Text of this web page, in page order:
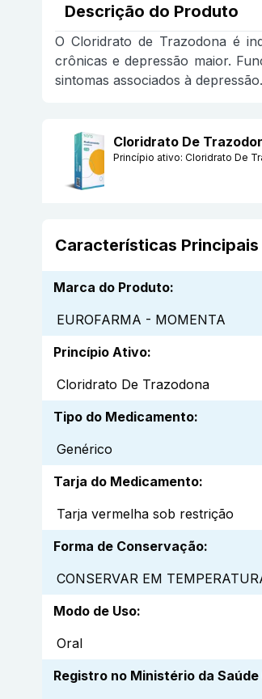
Descrição do Produto
O Cloridrato de Trazodona é
crônicas e depressão maior.
sintomas associados à depressão.
Cloridrato De
Princípio ativo: Cloridrato De
Características
Marca do Produto:
EUROFARMA - MOMENTA
Princípio Ativo:
Cloridrato De Trazodona
Tipo do Medicamento:
Genérico
Tarja do Medicamento:
Tarja vermelha sob restrição
Forma de Conservação:
CONSERVAR EM
Modo de Uso:
Oral
Registro no Ministério da Saúde